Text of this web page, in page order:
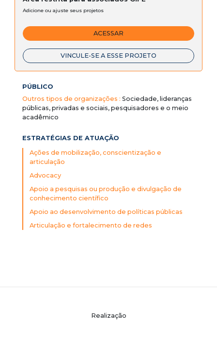
Adicione ou ajuste seus projetos
ACESSAR
VINCULE-SE A ESSE PROJETO
PÚBLICO
Outros tipos de organizações : Sociedade, lideranças
públicas, privadas e sociais, pesquisadores e o meio
acadêmico
ESTRATÉGIAS DE ATUAÇÃO
Ações de mobilização, conscientização e
articulação
Advocacy
Apoio a pesquisas ou produção e divulgação de
conhecimento científico
Apoio ao desenvolvimento de políticas públicas
Articulação e fortalecimento de redes
Realização